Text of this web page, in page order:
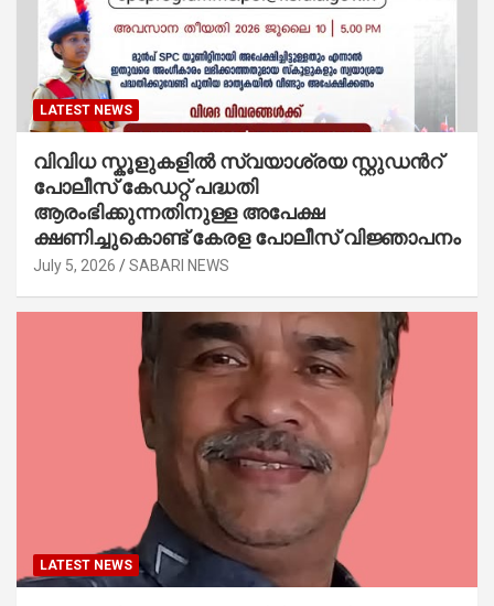
LATEST NEWS
വിവിധ സ്കൂളുകളില്‍ സ്വയാശ്രയ സ്റ്റുഡന്‍റ്
പോലീസ് കേഡറ്റ് പദ്ധതി
ആരംഭിക്കുന്നതിനുള്ള അപേക്ഷ
ക്ഷണിച്ചുകൊണ്ട് കേരള പോലീസ് വിജ്ഞാപനം
July 5, 2026 SABARI NEWS
LATEST NEWS